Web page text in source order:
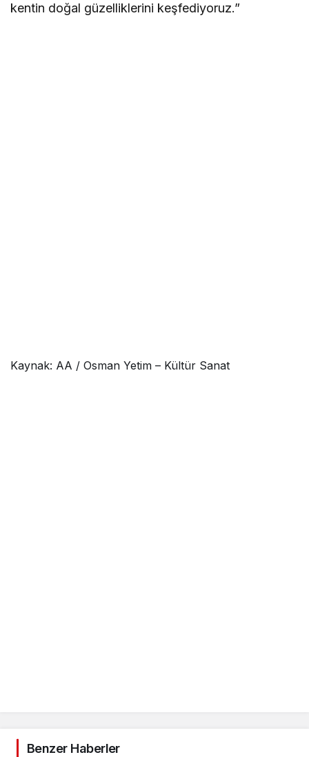
kentin doğal güzelliklerini keşfediyoruz.”
Kaynak: AA / Osman Yetim – Kültür Sanat
Benzer Haberler